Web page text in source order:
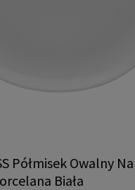
Półmisek Owalny
Biała